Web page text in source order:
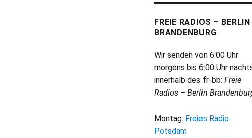
FREIE RADIOS – BERLIN
BRANDENBURG
Wir senden von 6:00 Uhr
morgens bis 6:00 Uhr
innerhalb des fr-bb: Freie
Radios – Berlin
Montag: Freies Radio
Potsdam